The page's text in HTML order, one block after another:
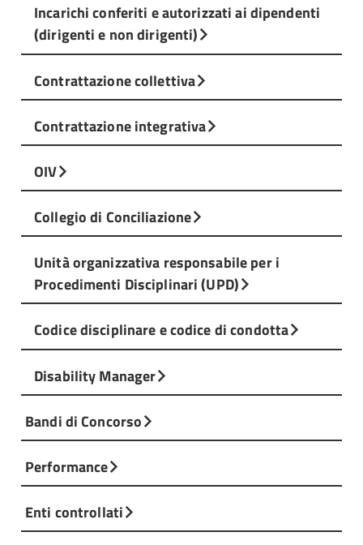
Incarichi conferiti e autorizzati ai dipendenti
(dirigenti e non dirigenti)
Contrattazione collettiva
Contrattazione integrativa
OIV
Collegio di Conciliazione
Unità organizzativa responsabile per i
Procedimenti Disciplinari (UPD)
Codice disciplinare e codice di condotta
Disability Manager
Bandi di Concorso
Performance
Enti controllati